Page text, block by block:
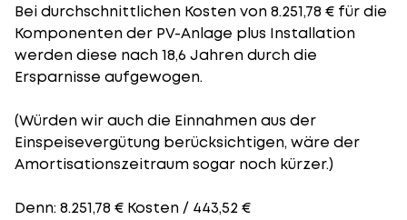
Bei durchschnittlichen Kostenvon 8.251,78 € für die
Komponenten der PV-Anlage plus Installation
werden diese nach 18,6 Jahren durch die
Ersparnisse aufgewogen.
(Würden wir auch die Einnahmen aus der
Einspeisevergütung berücksichtigen, wäre der
Amortisationszeitraumsogar noch kürzer.)
Denn: 8.251,78 € Kosten / 443,52 €